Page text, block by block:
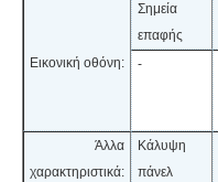
Εικονική οθόνη:
Σημεία
επαφής
-
Άλλα
χαρακτηριστικά:
Κάλυψη
πάνελ